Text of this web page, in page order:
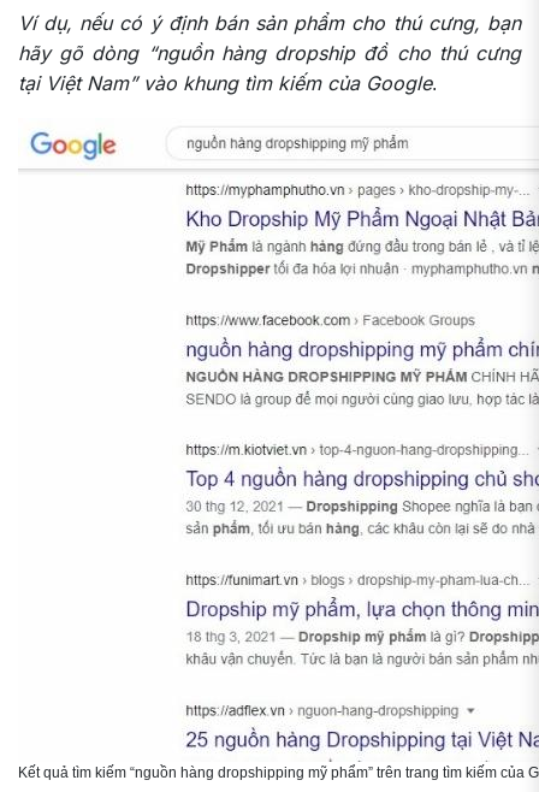
Ví dụ, nếu có ý định bán sản phẩm cho thú cưng, bạn
hãy gõ dòng “nguồn hàng dropship đồ cho thú cưng
tại Việt Nam” vào khung tìm kiếm của Google.
Kết quả tìm kiếm “nguồn hàng dropshipping mỹ phẩm” trên trang tìm kiếm của